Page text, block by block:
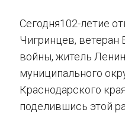
Сегодня102-летие
Чигринцев, ветеран
войны, житель
муниципального
Краснодарского
поделившись этой